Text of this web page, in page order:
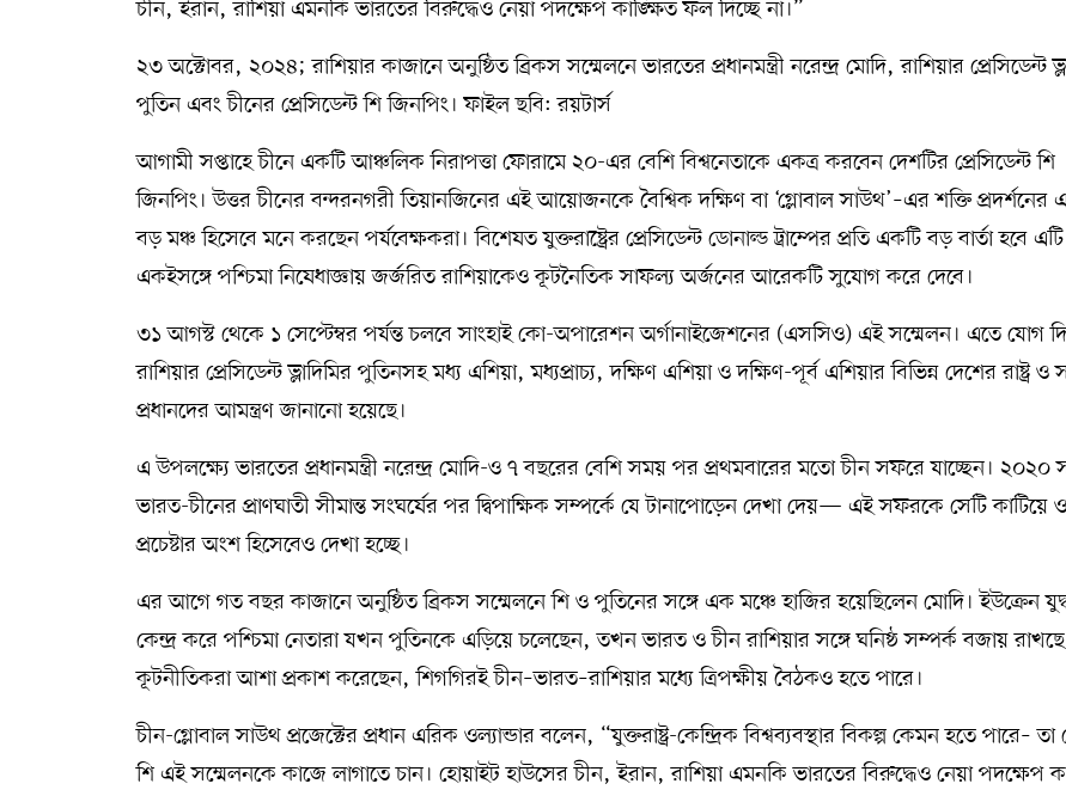
চীন, ইরান, রাশিয়া এমনকি ভারতের বিরুদ্ধেও নেয়া পদক্ষেপ কাঙ্ক্ষিত ফল দিচ্ছে না।”
২৩ অক্টোবর, ২০২৪; রাশিয়ার কাজানে অনুষ্ঠিত ব্রিকস সম্মেলনে ভারতের প্রধানমন্ত্রী নরেন্দ্র মোদি, রাশিয়ার প্রেসিডেন্ট
পুতিন এবং চীনের প্রেসিডেন্ট শি জিনপিং। ফাইল ছবি: রয়টার্স
আগামী সপ্তাহে চীনে একটি আঞ্চলিক নিরাপত্তা ফোরামে ২০-এর বেশি বিশ্বনেতাকে একত্র করবেন দেশটির প্রেসিডেন্ট শি
জিনপিং। উত্তর চীনের বন্দরনগরী তিয়ানজিনের এই আয়োজনকে বৈশ্বিক দক্ষিণ বা ‘গ্লোবাল সাউথ’–এর শক্তি প্রদর্শনের
বড় মঞ্চ হিসেবে মনে করছেন পর্যবেক্ষকরা। বিশেষত যুক্তরাষ্ট্রের প্রেসিডেন্ট ডোনাল্ড ট্রাম্পের প্রতি একটি বড় বার্তা হবে
একইসঙ্গে পশ্চিমা নিষেধাজ্ঞায় জর্জরিত রাশিয়াকেও কূটনৈতিক সাফল্য অর্জনের আরেকটি সুযোগ করে দেবে।
৩১ আগস্ট থেকে ১ সেপ্টেম্বর পর্যন্ত চলবে সাংহাই কো-অপারেশন অর্গানাইজেশনের (এসসিও) এই সম্মেলন। এতে যোগ
রাশিয়ার প্রেসিডেন্ট ভ্লাদিমির পুতিনসহ মধ্য এশিয়া, মধ্যপ্রাচ্য, দক্ষিণ এশিয়া ও দক্ষিণ-পূর্ব এশিয়ার বিভিন্ন দেশের রাষ্ট্র
প্রধানদের আমন্ত্রণ জানানো হয়েছে।
এ উপলক্ষ্যে ভারতের প্রধানমন্ত্রী নরেন্দ্র মোদি-ও ৭ বছরের বেশি সময় পর প্রথমবারের মতো চীন সফরে যাচ্ছেন। ২০২০
ভারত-চীনের প্রাণঘাতী সীমান্ত সংঘর্ষের পর দ্বিপাক্ষিক সম্পর্কে যে টানাপোড়েন দেখা দেয়— এই সফরকে সেটি কাটিয়ে
প্রচেষ্টার অংশ হিসেবেও দেখা হচ্ছে।
এর আগে গত বছর কাজানে অনুষ্ঠিত ব্রিকস সম্মেলনে শি ও পুতিনের সঙ্গে এক মঞ্চে হাজির হয়েছিলেন মোদি। ইউক্রেন
কেন্দ্র করে পশ্চিমা নেতারা যখন পুতিনকে এড়িয়ে চলেছেন, তখন ভারত ও চীন রাশিয়ার সঙ্গে ঘনিষ্ঠ সম্পর্ক বজায়
কূটনীতিকরা আশা প্রকাশ করেছেন, শিগগিরই চীন–ভারত–রাশিয়ার মধ্যে ত্রিপক্ষীয় বৈঠকও হতে পারে।
চীন-গ্লোবাল সাউথ প্রজেক্টের প্রধান এরিক ওল্যান্ডার বলেন, “যুক্তরাষ্ট্র-কেন্দ্রিক বিশ্বব্যবস্থার বিকল্প কেমন হতে পারে– তা
শি এই সম্মেলনকে কাজে লাগাতে চান। হোয়াইট হাউসের চীন, ইরান, রাশিয়া এমনকি ভারতের বিরুদ্ধেও নেয়া পদক্ষেপ